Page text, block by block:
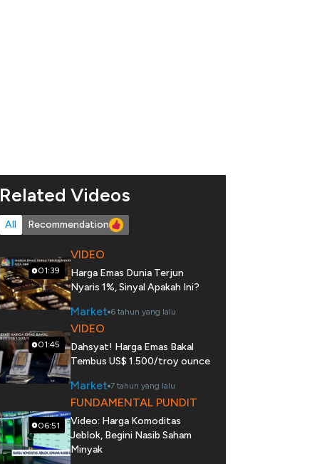
Related Videos
All Recommendation
01:39
VIDEO
Harga Emas Dunia Terjun
Nyaris 1%, Sinyal Apakah Ini?
Market 6 tahun yang lalu
01:45
VIDEO
Dahsyat! Harga Emas Bakal
Tembus US$ 1.500/troy ounce
Market 7 tahun yang lalu
06:51
FUNDAMENTAL PUNDIT
Video: Harga Komoditas
Jeblok, Begini Nasib Saham
Minyak